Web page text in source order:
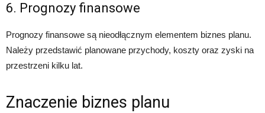
6. Prognozy finansowe
Prognozy finansowe są nieodłącznym elementem biznes planu.
Należy przedstawić planowane przychody, koszty oraz zyski na
przestrzeni kilku lat.
Znaczenie biznes planu